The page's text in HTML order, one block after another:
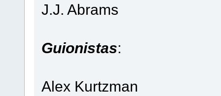
J.J. Abrams
Guionistas:
Alex Kurtzman